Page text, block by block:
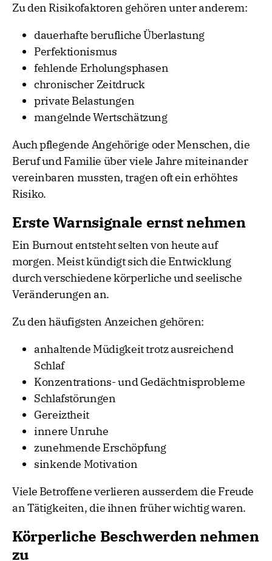
Zu den Risikofaktoren gehören unter anderem:
dauerhafte berufliche Überlastung
Perfektionismus
fehlende Erholungsphasen
chronischer Zeitdruck
private Belastungen
mangelnde Wertschätzung
Auch pflegende Angehörige oder Menschen, die
Beruf und Familie über viele Jahre miteinander
vereinbaren mussten, tragen oft ein erhöhtes
Risiko.
Erste Warnsignale ernst nehmen
Ein Burnout entsteht selten von heute auf
morgen. Meist kündigt sich die Entwicklung
durch verschiedene körperliche und seelische
Veränderungen an.
Zu den häufigsten Anzeichen gehören:
anhaltende Müdigkeit trotz ausreichend
Schlaf
Konzentrations- und Gedächtnisprobleme
Schlafstörungen
Gereiztheit
innere Unruhe
zunehmende Erschöpfung
sinkende Motivation
Viele Betroffene verlieren ausserdem die Freude
an Tätigkeiten, die ihnen früher wichtig waren.
Körperliche Beschwerden nehmen
zu